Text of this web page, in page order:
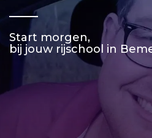
Start morgen,
bij jouw rijschool in